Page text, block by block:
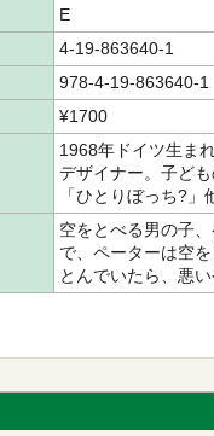
E
4-19-863640-1
978-4-19-863640-1
¥1700
1968年ドイツ生ま
デザイナー。子ど
「ひとりぼっち?」
空をとべる男の子
で、ペーターは空
とんでいたら、悪